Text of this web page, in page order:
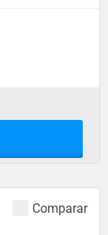
Comparar